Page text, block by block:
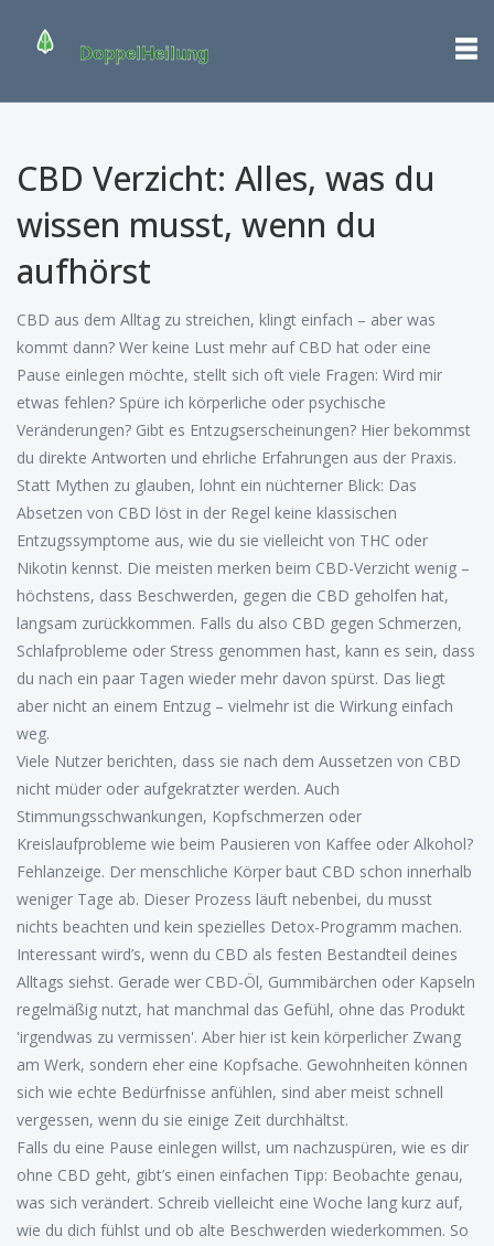
CBD Verzicht: Alles, was du
wissen musst, wenn du
aufhörst
CBD aus dem Alltag zu streichen, klingt einfach – aber was
kommt dann? Wer keine Lust mehr auf CBD hat oder eine
Pause einlegen möchte, stellt sich oft viele Fragen: Wird mir
etwas fehlen? Spüre ich körperliche oder psychische
Veränderungen? Gibt es Entzugserscheinungen? Hier bekommst
du direkte Antworten und ehrliche Erfahrungen aus der Praxis.
Statt Mythen zu glauben, lohnt ein nüchterner Blick: Das
Absetzen von CBD löst in der Regel keine klassischen
Entzugssymptome aus, wie du sie vielleicht von THC oder
Nikotin kennst. Die meisten merken beim CBD-Verzicht wenig –
höchstens, dass Beschwerden, gegen die CBD geholfen hat,
langsam zurückkommen. Falls du also CBD gegen Schmerzen,
Schlafprobleme oder Stress genommen hast, kann es sein, dass
du nach ein paar Tagen wieder mehr davon spürst. Das liegt
aber nicht an einem Entzug – vielmehr ist die Wirkung einfach
weg.
Viele Nutzer berichten, dass sie nach dem Aussetzen von CBD
nicht müder oder aufgekratzter werden. Auch
Stimmungsschwankungen, Kopfschmerzen oder
Kreislaufprobleme wie beim Pausieren von Kaffee oder Alkohol?
Fehlanzeige. Der menschliche Körper baut CBD schon innerhalb
weniger Tage ab. Dieser Prozess läuft nebenbei, du musst
nichts beachten und kein spezielles Detox-Programm machen.
Interessant wird’s, wenn du CBD als festen Bestandteil deines
Alltags siehst. Gerade wer CBD-Öl, Gummibärchen oder Kapseln
regelmäßig nutzt, hat manchmal das Gefühl, ohne das Produkt
'irgendwas zu vermissen'. Aber hier ist kein körperlicher Zwang
am Werk, sondern eher eine Kopfsache. Gewohnheiten können
sich wie echte Bedürfnisse anfühlen, sind aber meist schnell
vergessen, wenn du sie einige Zeit durchhältst.
Falls du eine Pause einlegen willst, um nachzuspüren, wie es dir
ohne CBD geht, gibt’s einen einfachen Tipp: Beobachte genau,
was sich verändert. Schreib vielleicht eine Woche lang kurz auf,
wie du dich fühlst und ob alte Beschwerden wiederkommen. So